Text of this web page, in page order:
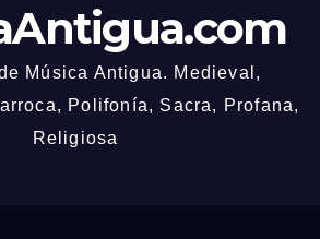
Música Antigua. Medieval,
Polifonía, Sacra, Profana,
Religiosa